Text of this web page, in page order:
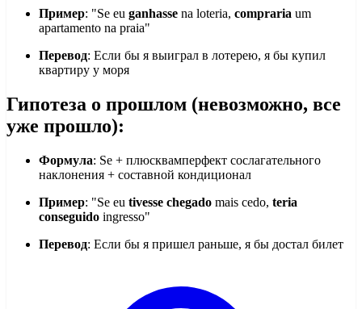
Пример: "Se eu ganhasse na loteria, compraria um
apartamento na praia"
Перевод: Если бы я выиграл в лотерею, я бы купил
квартиру у моря
Гипотеза о прошлом (невозможно, все
уже прошло):
Формула: Se + плюсквамперфект сослагательного
наклонения + составной кондиционал
Пример: "Se eu tivesse chegado mais cedo, teria
conseguido ingresso"
Перевод: Если бы я пришел раньше, я бы достал билет